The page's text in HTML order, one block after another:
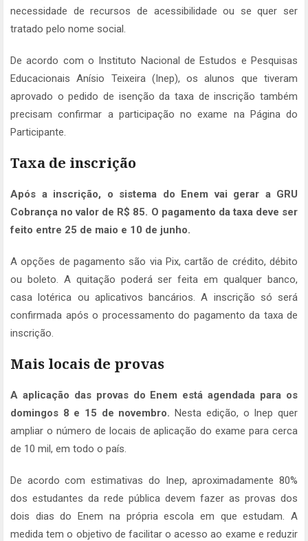
necessidade de recursos de acessibilidade ou se quer ser
tratado pelo nome social.
De acordo com o Instituto Nacional de Estudos e Pesquisas
Educacionais Anísio Teixeira (Inep), os alunos que tiveram
aprovado o pedido de isenção da taxa de inscrição também
precisam confirmar a participação no exame na Página do
Participante.
Taxa de inscrição
Após a inscrição, o sistema do Enem vai gerar a GRU
Cobrança no valor de R$ 85. O pagamento da taxa deve ser
feito entre 25 de maio e 10 de junho.
A opções de pagamento são via Pix, cartão de crédito, débito
ou boleto. A quitação poderá ser feita em qualquer banco,
casa lotérica ou aplicativos bancários. A inscrição só será
confirmada após o processamento do pagamento da taxa de
inscrição.
Mais locais de provas
A aplicação das provas do Enem está agendada para os
domingos 8 e 15 de novembro. Nesta edição, o Inep quer
ampliar o número de locais de aplicação do exame para cerca
de 10 mil, em todo o país.
De acordo com estimativas do Inep, aproximadamente 80%
dos estudantes da rede pública devem fazer as provas dos
dois dias do Enem na própria escola em que estudam. A
medida tem o objetivo de facilitar o acesso ao exame e reduzir